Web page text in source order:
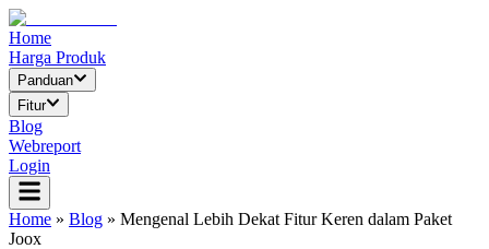
Home
Harga Produk
Panduan
Fitur
Blog
Webreport
Login
Home » Blog » Mengenal Lebih Dekat Fitur Keren dalam Paket
Joox